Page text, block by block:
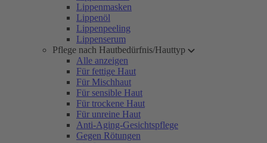
Lippenmasken
Lippenöl
Lippenpeeling
Lippenserum
Pflege nach Hautbedürfnis/Hauttyp
Alle anzeigen
Für fettige Haut
Für Mischhaut
Für sensible Haut
Für trockene Haut
Für unreine Haut
Anti-Aging-Gesichtspflege
Gegen Rötungen